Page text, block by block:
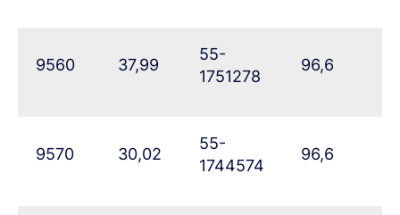
9560 37,99
55-
1751278
96,6
9570 30,02
55-
1744574
96,6